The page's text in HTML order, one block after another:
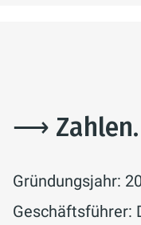
⟶ Zahlen.
Gründungsjahr:
Geschäftsführer: